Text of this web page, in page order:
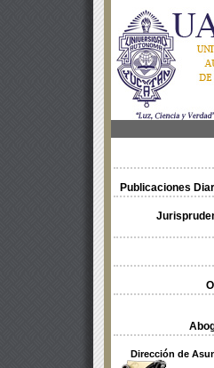
Publicaciones
Dirección de